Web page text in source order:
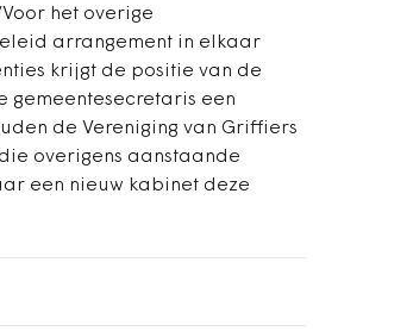
het overige
arrangement in elkaar
krijgt de positie van de
gemeentesecretaris een
de Vereniging van Griffiers
overigens aanstaande
een nieuw kabinet deze